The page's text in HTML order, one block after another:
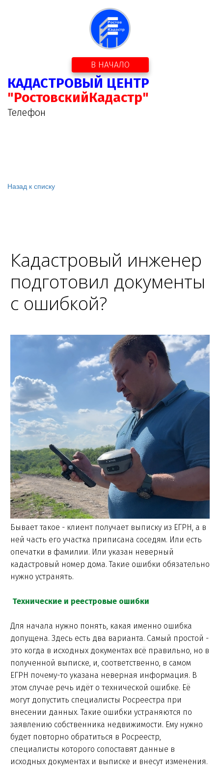
В НАЧАЛО
КАДАСТРОВЫЙ ЦЕНТР
"РостовскийКадастр"
Телефон
Назад к списку
Кадастровый инженер
подготовил документы
с ошибкой?
Бывает такое - клиент получает выписку из ЕГРН, а в
ней часть его участка приписана соседям. Или есть
опечатки в фамилии. Или указан неверный
кадастровый номер дома. Такие ошибки обязательно
нужно устранять.
Технические и реестровые ошибки
Для начала нужно понять, какая именно ошибка
допущена. Здесь есть два варианта. Самый простой -
это когда в исходных документах всё правильно, но в
полученной выписке, и, соответственно, в самом
ЕГРН почему-то указана неверная информация. В
этом случае речь идёт о технической ошибке. Её
могут допустить специалисты Росреестра при
внесении данных. Такие ошибки устраняются по
заявлению собственника недвижимости. Ему нужно
будет повторно обратиться в Росреестр,
специалисты которого сопоставят данные в
исходных документах и выписке и внесут изменения.